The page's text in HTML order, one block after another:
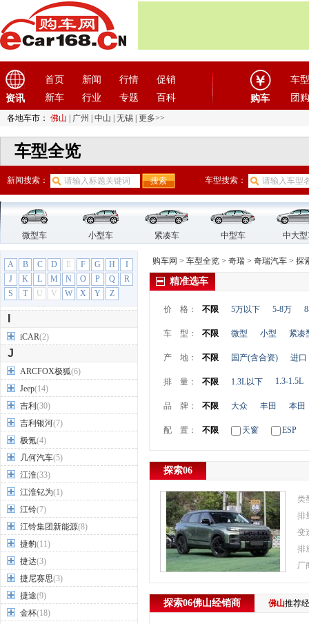
资讯
首页 新闻 行情
促销
新车
行业 专题 百科 购车
车型
团购
各地车市： 佛山 广州 中山 无锡 更多>>
车型全览
新闻搜索： 车型搜索：
微型车 小型车 紧凑车 中型车 中大
A B C D E F G H
I
J
K L M N O P Q
R
S
T U V W X Y Z
哈飞汽车(6)
哈弗 (26)
海格(2)
海马汽车(23)
汉龙汽车(1)
汉腾汽车(3)
悍马(4)
合创(1)
恒天汽车(3)
红旗(12)
华晨雷诺
华人运通
华泰汽车(9)
华泰新能源(4)
黄海(8)
iCAR(2)
J
ARCFOX极狐(6)
Jeep(14)
吉利 (30)
吉利银河(7)
极氪(4)
几何汽车(5)
江淮(33)
江淮钇为(1)
江铃(7)
江铃集团新能源(8)
捷豹(11)
捷达(3)
捷尼赛思(3)
捷途(9)
金杯(18)
购车网 > 车型全览 > 奇瑞 > 奇瑞汽车 > 探
精准选车
价 格： 不限 5万以下 5-8万
车 型： 不限 微型 小型 紧凑
产 地： 不限 国产(含合资) 进口
排 量： 不限 1.3L以下 1.3-1.5L
品 牌： 不限 大众 丰田 本田
配 置： 不限 天窗 ESP
探索06
类
排
变
排
厂
探索06佛山经销商 佛山推荐